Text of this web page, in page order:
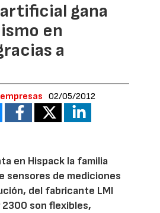
gana
en
a
02/05/2012
en Hispack la familia
sensores de mediciones
del fabricante LMI
2300 son flexibles,